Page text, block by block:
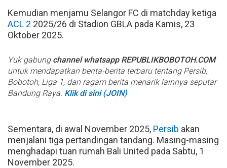
Kemudian menjamu Selangor FC di matchday ketiga
ACL 2 2025/26 di Stadion GBLA pada Kamis, 23
Oktober 2025.
Yuk gabung channel whatsapp REPUBLIKBOBOTOH.COM
untuk mendapatkan berita-berita terbaru tentang Persib,
Bobotoh, Liga 1, dan ragam berita menarik lainnya seputar
Bandung Raya. Klik di sini (JOIN)
Sementara, di awal November 2025, Persib akan
menjalani tiga pertandingan tandang. Masing-masing
menghadapi tuan rumah Bali United pada Sabtu, 1
November 2025.